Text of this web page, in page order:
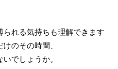
れる気持ちも理解できます
のその時間、
でしょうか。